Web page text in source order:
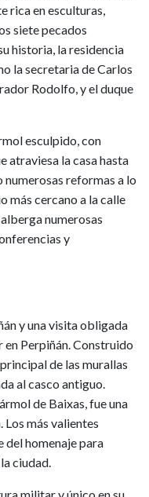
rica en esculturas,
siete pecados
historia, la residencia
la secretaria de Carlos
Rodolfo, y el duque
esculpido, con
atraviesa la casa hasta
numerosas reformas a lo
más cercano a la calle
numerosas
y
y una visita obligada
en Perpiñán. Construido
de las murallas
al casco antiguo.
de Baixas, fue una
más valientes
del homenaje para
ciudad.